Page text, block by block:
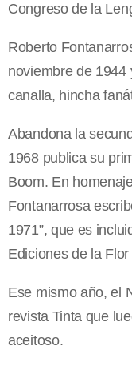
Congreso de la
Roberto
noviembre de 1944
canalla, hincha
Abandona la
1968 publica su
Boom. En
Fontanarrosa
1971”, que es
Ediciones de la
Ese mismo año, el
revista Tinta que
aceitoso.